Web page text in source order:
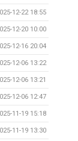
12-22 18:55
12-20 10:00
12-16 20:04
12-06 13:22
12-06 13:21
12-06 12:47
11-19 15:18
11-19 13:30